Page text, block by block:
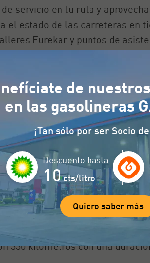
servicio en tu ruta y
el estado de las carreteras en
Eurekar y puntos de
si surge
puedes
ir de Zaragoza a
315 kilómetros
y eficiente, con una
íntegramente por autovía libre
de 319 kilómetros que
330 kilómetros con una
de
en las gasolineras
¡Tan sólo por ser Socio
Descuento hasta
10cts/litro
Quiero saber más